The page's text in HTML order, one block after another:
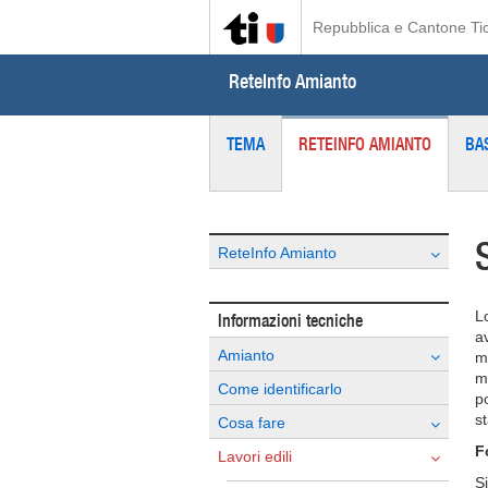
Repubblica e Cantone
ReteInfo Amianto
TEMA RETEINFO AMIANTO
ReteInfo Amianto
Informazioni tecniche
Amianto
Come identificarlo
Cosa fare
Lavori edili